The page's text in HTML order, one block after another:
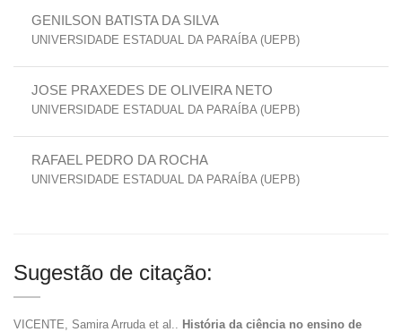
GENILSON BATISTA DA SILVA
UNIVERSIDADE ESTADUAL DA PARAÍBA (UEPB)
JOSE PRAXEDES DE OLIVEIRA NETO
UNIVERSIDADE ESTADUAL DA PARAÍBA (UEPB)
RAFAEL PEDRO DA ROCHA
UNIVERSIDADE ESTADUAL DA PARAÍBA (UEPB)
Sugestão de citação:
VICENTE, Samira Arruda et al..
História da ciência no ensino de